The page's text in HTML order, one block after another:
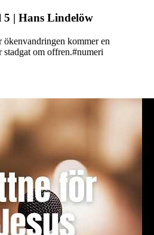
5 | Hans Lindelöw
ökenvandringen kommer en
stadgat om offren.#numeri